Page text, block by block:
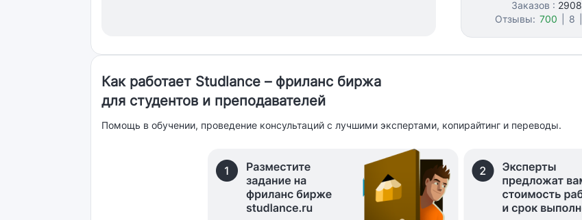
Заказов : 2908
Отзывы: 700 8
Как работает Studlance – фриланс биржа
для студентов и преподавателей
Помощь в обучении, проведение консультаций с лучшими экспертами, копирайтинг и переводы.